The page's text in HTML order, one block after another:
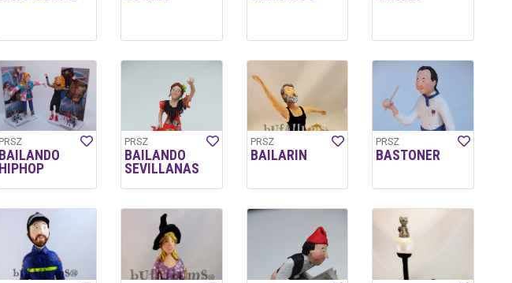
BAILANDO
HIPHOP
PRSZ
BAILANDO
SEVILLANAS
PRSZ
BAILARIN
PRSZ
BASTONER